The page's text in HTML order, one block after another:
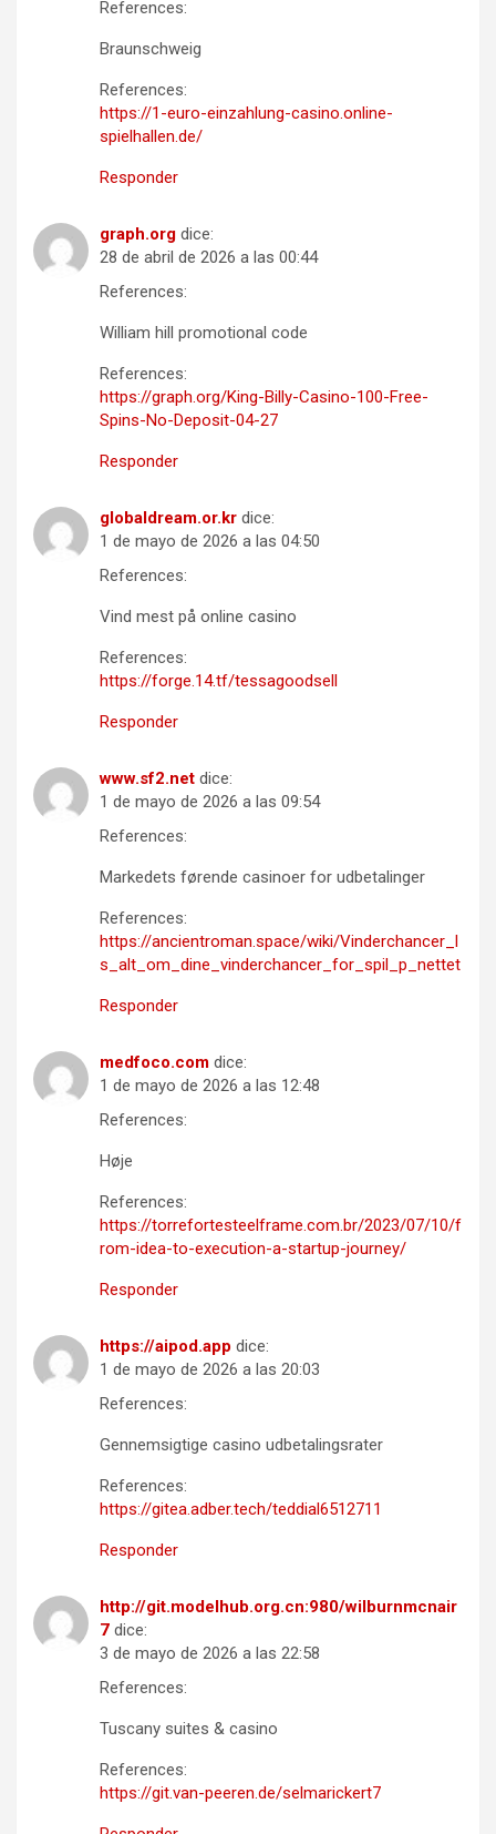
References:
Braunschweig
References:
https://1-euro-einzahlung-casino.online-
spielhallen.de/
Responder
graph.org dice:
28 de abril de 2026 a las 00:44
References:
William hill promotional code
References:
https://graph.org/King-Billy-Casino-100-Free-
Spins-No-Deposit-04-27
Responder
globaldream.or.kr dice:
1 de mayo de 2026 a las 04:50
References:
Vind mest på online casino
References:
https://forge.14.tf/tessagoodsell
Responder
www.sf2.net dice:
1 de mayo de 2026 a las 09:54
References:
Markedets førende casinoer for udbetalinger
References:
https://ancientroman.space/wiki/Vinderchancer_l
s_alt_om_dine_vinderchancer_for_spil_p_nettet
Responder
medfoco.com dice:
1 de mayo de 2026 a las 12:48
References:
Høje
References:
https://torrefortesteelframe.com.br/2023/07/10/f
rom-idea-to-execution-a-startup-journey/
Responder
https://aipod.app dice:
1 de mayo de 2026 a las 20:03
References:
Gennemsigtige casino udbetalingsrater
References:
https://gitea.adber.tech/teddial6512711
Responder
http://git.modelhub.org.cn:980/wilburnmcnair
7 dice:
3 de mayo de 2026 a las 22:58
References:
Tuscany suites & casino
References:
https://git.van-peeren.de/selmarickert7